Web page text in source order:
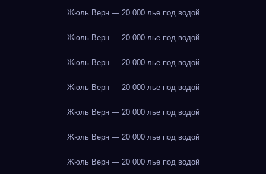
Жюль Верн — 20 000 лье под водой
Жюль Верн — 20 000 лье под водой
Жюль Верн — 20 000 лье под водой
Жюль Верн — 20 000 лье под водой
Жюль Верн — 20 000 лье под водой
Жюль Верн — 20 000 лье под водой
Жюль Верн — 20 000 лье под водой